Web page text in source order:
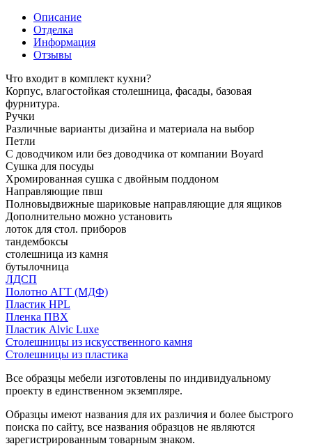
Описание
Отделка
Информация
Отзывы
Что входит в комплект кухни?
Корпус, влагостойкая столешница, фасады, базовая
фурнитура.
Ручки
Различные варианты дизайна и материала на выбор
Петли
С доводчиком или без доводчика от компании Boyard
Сушка для посуды
Хромированная сушка с двойным поддоном
Направляющие пвш
Полновыдвижные шариковые направляющие для ящиков
Дополнительно можно установить
лоток для стол. приборов
тандембоксы
столешница из камня
бутылочница
ЛДСП
Полотно АГТ (МДФ)
Пластик HPL
Пленка ПВХ
Пластик Alvic Luxe
Столешницы из искусственного камня
Столешницы из пластика
Все образцы мебели изготовлены по индивидуальному
проекту в единственном экземпляре.
Образцы имеют названия для их различия и более быстрого
поиска по сайту, все названия образцов не являются
зарегистрированным товарным знаком.